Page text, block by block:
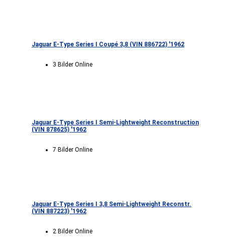
Jaguar E-Type Series I Coupé 3,8 (VIN 886722) '1962
3 Bilder Online
Jaguar E-Type Series I Semi-Lightweight Reconstruction
(VIN 878625) '1962
7 Bilder Online
Jaguar E-Type Series I 3,8 Semi-Lightweight Reconstr.
(VIN 887223) '1962
2 Bilder Online